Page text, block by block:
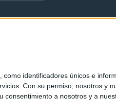
identificadores únicos e
Con su permiso, nosotros y
consentimiento a nosotros y a